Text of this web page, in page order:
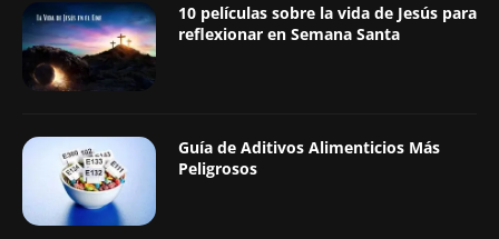
10 películas sobre la vida de Jesús para
reflexionar en Semana Santa
Guía de Aditivos Alimenticios Más
Peligrosos